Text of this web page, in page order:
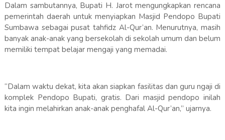
Dalam sambutannya, Bupati H. Jarot mengungkapkan rencana
pemerintah daerah untuk menyiapkan Masjid Pendopo Bupati
Sumbawa sebagai pusat tahfidz Al-Qur’an. Menurutnya, masih
banyak anak-anak yang bersekolah di sekolah umum dan belum
memiliki tempat belajar mengaji yang memadai.
“Dalam waktu dekat, kita akan siapkan fasilitas dan guru ngaji di
komplek Pendopo Bupati, gratis. Dari masjid pendopo inilah
kita ingin melahirkan anak-anak penghafal Al-Qur’an,” ujarnya.